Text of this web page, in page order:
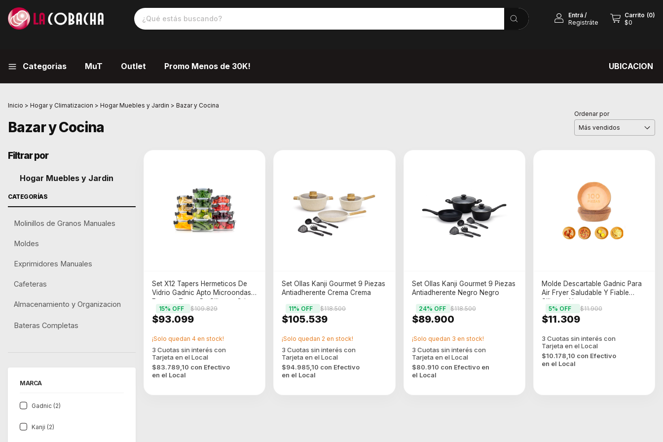
Entrá/
Registráte
Carrito (0)
$0
Categorias MuT Outlet Promo Menos de 30K! UBICACION
Inicio > Hogar y Climatizacion > Hogar Muebles y Jardin > Bazar y Cocina
Bazar y Cocina
Ordenar por
Filtrar por
Hogar Muebles y Jardin
CATEGORÍAS
Molinillos de Granos Manuales
Moldes
Exprimidores Manuales
Cafeteras
Almacenamiento y Organizacion
Bateras Completas
MARCA
Gadnic (2)
Kanji (2)
Set X12 Tapers Hermeticos De
Vidrio Gadnic Apto Microondas
Freezer Tapas Pp Silicona Gris
$93.099
$109.829
15% OFF
$83.789,10 con Efectivo
en el Local
¡Solo quedan4 en stock!
Set Ollas Kanji Gourmet 9 Piezas
Antiadherente Crema Crema
$105.539
$118.500
11% OFF
$94.985,10 con Efectivo
en el Local
¡Solo quedan 2 en stock!
Set Ollas Kanji Gourmet 9 Piezas
Antiadherente Negro Negro
$89.900
$118.500
24% OFF
$80.910 con Efectivo en
el Local
¡Solo quedan 3 en stock!
Molde Descartable Gadnic Para
Air Fryer Saludable Y Fiable
Silicona Naranja
$11.309
$11.900
5% OFF
$10.178,10 con Efectivo
en el Local